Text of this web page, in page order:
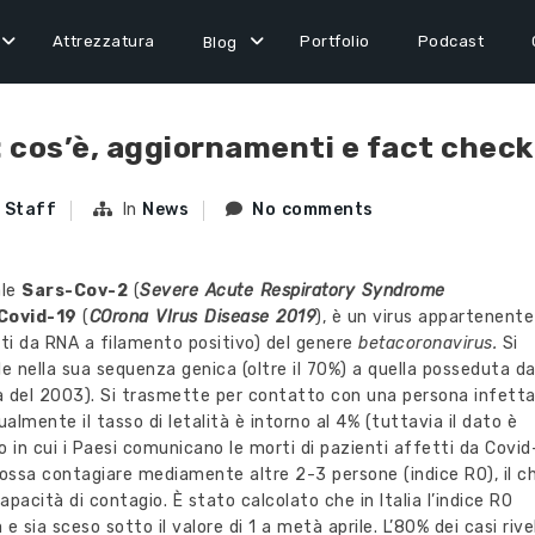
Attrezzatura Blog Portfolio Podcast
cos’è, aggiornamenti e fact check
Staff In News No comments
Sars-Cov-2 (Severe Acute Respiratory Syndrome
19 (COrona VIrus Disease 2019), è un virus appartenente
da RNA a filamento positivo) del genere betacoronavirus. Si
sua sequenza genica (oltre il 70%) a quella posseduta
del 2003). Si trasmette per contatto con una persona infetta
il tasso di letalità è intorno al 4% (tuttavia il dato è
in cui i Paesi comunicano le morti di pazienti affetti da
contagiare mediamente altre 2-3 persone (indice R0), il
di contagio. È stato calcolato che in Italia l’indice R0
e sia sceso sotto il valore di 1 a metà aprile. L’80% dei casi